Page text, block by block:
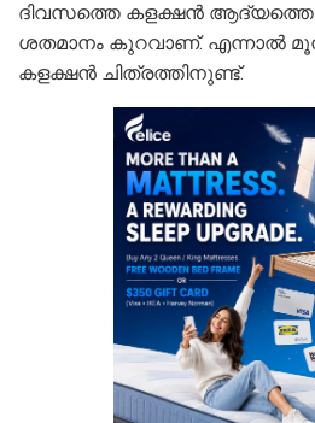
ദിവസത്തെ കളക്ഷൻ
ശതമാനം കുറവാണ്. എന്നാൽ
കളക്ഷൻ ചിത്രത്തിനുണ്ട്.